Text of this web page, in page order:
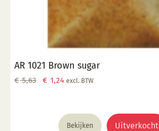
AR 1021 Brown sugar
€5,63
Oorspronkelijke
€ 5,63.
€ 1,24Huidige
€ 1,24.
excl. BTW
Bekijken Uitverkocht